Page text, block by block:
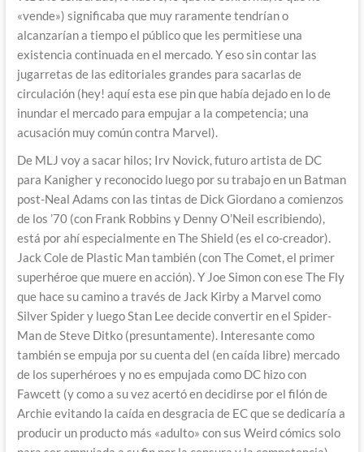
«vende») significaba que muy raramente tendrían o
alcanzarían a tiempo el público que les permitiese una
existencia continuada en el mercado. Y eso sin contar las
jugarretas de las editoriales grandes para sacarlas de
circulación (hey! aquí esta ese pin que había dejado en lo de
inundar el mercado para empujar a la competencia; una
acusación muy común contra Marvel).
De MLJ voy a sacar hilos; Irv Novick, futuro artista de DC
para Kanigher y reconocido luego por su trabajo en un Batman
post-Neal Adams con las tintas de Dick Giordano a comienzos
de los ’70 (con Frank Robbins y Denny O’Neil escribiendo),
está por ahí especialmente en The Shield (es el co-creador).
Jack Cole de Plastic Man también (con The Comet, el primer
superhéroe que muere en acción). Y Joe Simon con ese The Fly
que hace su camino a través de Jack Kirby a Marvel como
Silver Spider y luego Stan Lee decide convertir en el Spider-
Man de Steve Ditko (presuntamente). Interesante como
también se empuja por su cuenta del (en caída libre) mercado
de los superhéroes y no es empujada como DC hizo con
Fawcett (y como a su vez acertó en decidirse por el filón de
Archie evitando la caída en desgracia de EC que se dedicaría a
producir un producto más «adulto» con sus Weird cómics solo